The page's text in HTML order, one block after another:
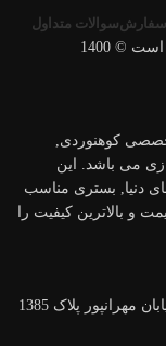
سفارشسوالات متداول
© 1400
کوهنوردی,
می باشد. این
دنیا, بستری مناسب
و بالاترین کیفیت را
تهران، نارمک، خیابان شهید مدنی پایین‌تر از خیابان مهرانپور پلاک 1385